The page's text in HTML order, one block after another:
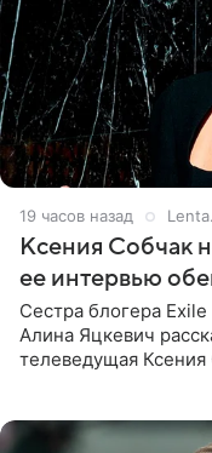
19 часов назад
Ксения Собчак
ее интервью
Сестра блогера
Алина Яцкевич
телеведущая